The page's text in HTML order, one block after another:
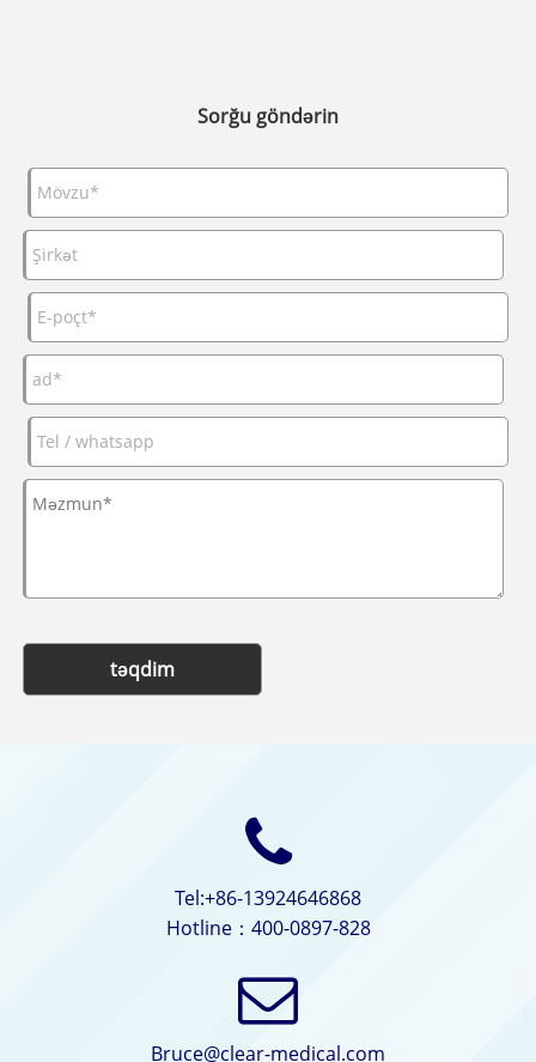
Sorğu göndərin
təqdim
Tel:+86-13924646868
Hotline：400-0897-828
Bruce@clear-medical.com